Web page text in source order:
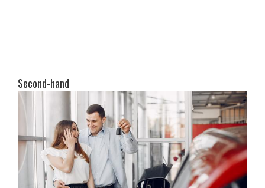
Second-hand